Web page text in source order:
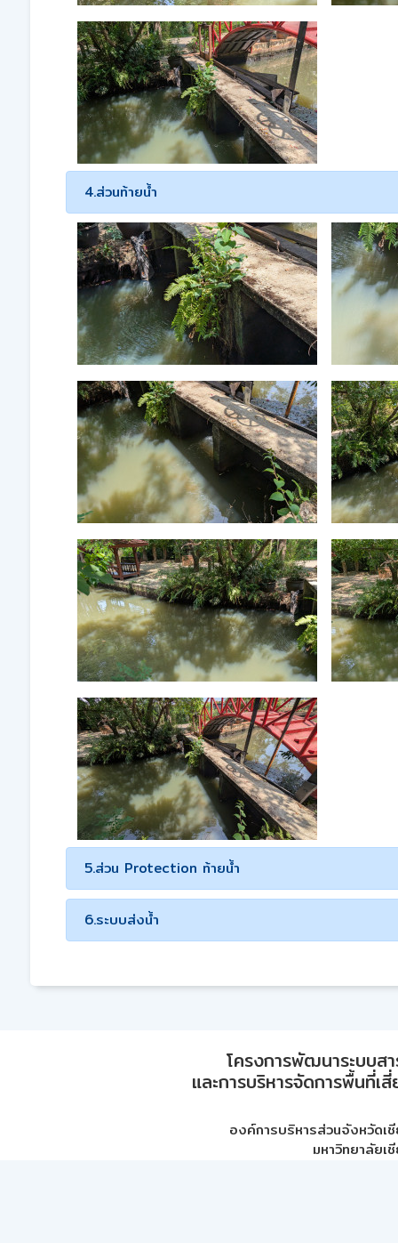
4.ส่วนท้ายน้ำ
5.ส่วน Protection ท้ายน้ำ
6.ระบบส่งน้ำ
โครงการพัฒนาระบบส
และการบริหารจัดการพื้นที่เ
องค์การบริหารส่วนจังหวัดเ
มหาวิทยาลัยเ